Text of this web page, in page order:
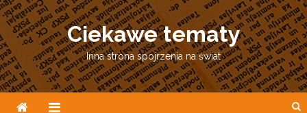
Skip
to
content
Ciekawe tematy
Inna strona spojrzenia na świat